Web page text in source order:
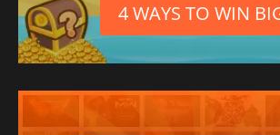
4 WAYS TO WIN